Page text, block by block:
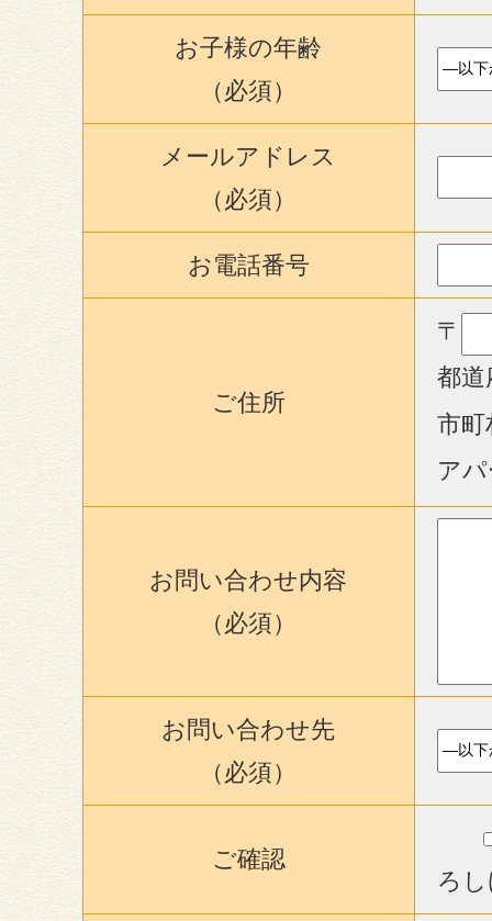
お子様の年齢
（必須）
メールアドレス
（必須）
お電話番号
ご住所
〒
都道
市
ア
お問い合わせ内容
（必須）
お問い合わせ先
（必須）
ご確認
ろ